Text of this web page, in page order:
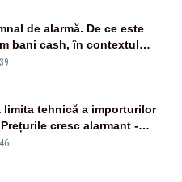
de alarmă. De ce este
bani cash, în contextul
limita tehnică a importurilor
cresc alarmant -
Plus